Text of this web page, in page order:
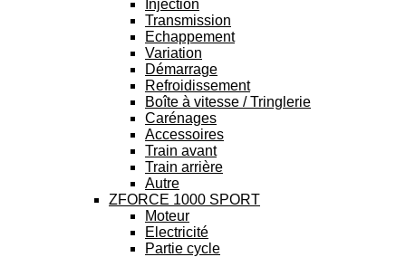
Injection
Transmission
Echappement
Variation
Démarrage
Refroidissement
Boîte à vitesse / Tringlerie
Carénages
Accessoires
Train avant
Train arrière
Autre
ZFORCE 1000 SPORT
Moteur
Electricité
Partie cycle